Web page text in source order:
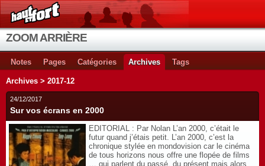
ZOOM ARRIÈRE
Notes Pages Catégories Archives Tags
Archives > 2017-12
24/12/2017
Sur vos écrans en 2000
EDITORIAL : Par Nolan L’an 2000, c’était le
futur quand j’étais petit. L’an 2000, c’est la
chronique stylée en mondovision car le cinéma
de tous horizons nous offre une flopée de films
… qui parlent du passé, du présent mais alors